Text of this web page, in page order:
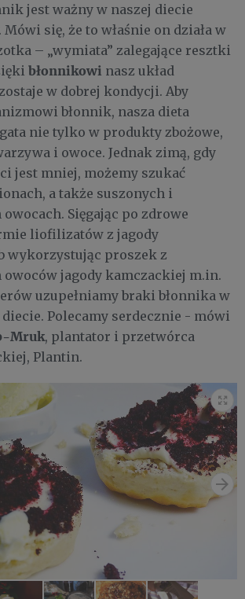
jest ważny w naszej diecie
się, że to właśnie on działa w
– „wymiata” zalegające resztki
błonnikowi nasz układ
w dobrej kondycji. Aby
błonnik, nasza dieta
nie tylko w produkty zbożowe,
i owoce. Jednak zimą, gdy
jest mniej, możemy szukać
a także suszonych i
Sięgając po zdrowe
liofilizatów z jagody
wykorzystując proszek z
jagody kamczackiej m.in.
uzupełniamy braki błonnika w
Polecamy serdecznie - mówi
Mruk, plantator i przetwórca
Plantin.